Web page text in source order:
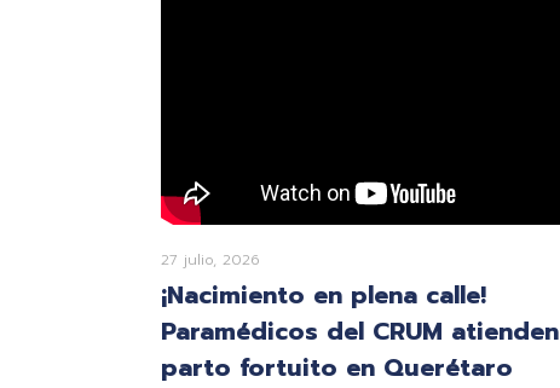
27 julio, 2026
¡Nacimiento en plena calle!
Paramédicos del CRUM atienden
parto fortuito en Querétaro